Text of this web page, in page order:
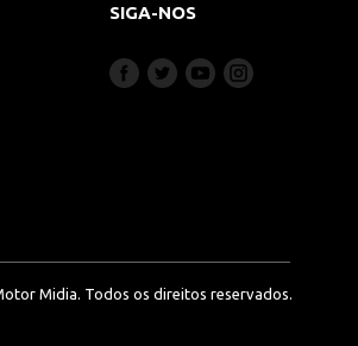
SIGA-NOS
Midia. Todos os direitos reservados.